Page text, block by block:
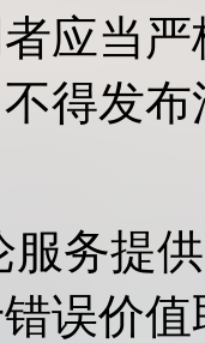
应当
得发
服务提
误价